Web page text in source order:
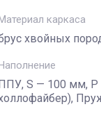
каркаса
хвойных
S — 100 мм,